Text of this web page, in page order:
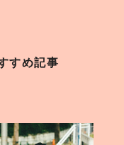
すめ記事